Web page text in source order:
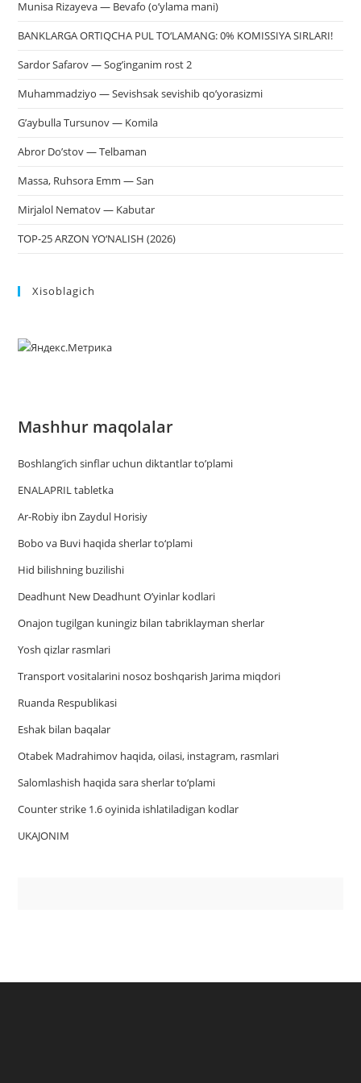
Munisa Rizayeva — Bevafo (o’ylama mani)
BANKLARGA ORTIQCHA PUL TO‘LAMANG: 0% KOMISSIYA SIRLARI!
Sardor Safarov — Sog’inganim rost 2
Muhammadziyo — Sevishsak sevishib qo’yorasizmi
G’aybulla Tursunov — Komila
Abror Do’stov — Telbaman
Massa, Ruhsora Emm — San
Mirjalol Nematov — Kabutar
TOP-25 ARZON YO‘NALISH (2026)
Xisoblagich
Mashhur maqolalar
Boshlang’ich sinflar uchun diktantlar to’plami
ENALAPRIL tabletka
Ar-Robiy ibn Zaydul Horisiy
Bobo va Buvi haqida sherlar to‘plami
Hid bilishning buzilishi
Deadhunt New Deadhunt O’yinlar kodlari
Onajon tugilgan kuningiz bilan tabriklayman sherlar
Yosh qizlar rasmlari
Trаnsport vositаlаrini nosoz boshqаrish Jаrimа miqdori
Ruanda Respublikasi
Eshak bilan baqalar
Otabek Madrahimov haqida, oilasi, instagram, rasmlari
Salomlashish haqida sara sherlar to‘plami
Counter strike 1.6 oyinida ishlatiladigan kodlar
UKAJONIM